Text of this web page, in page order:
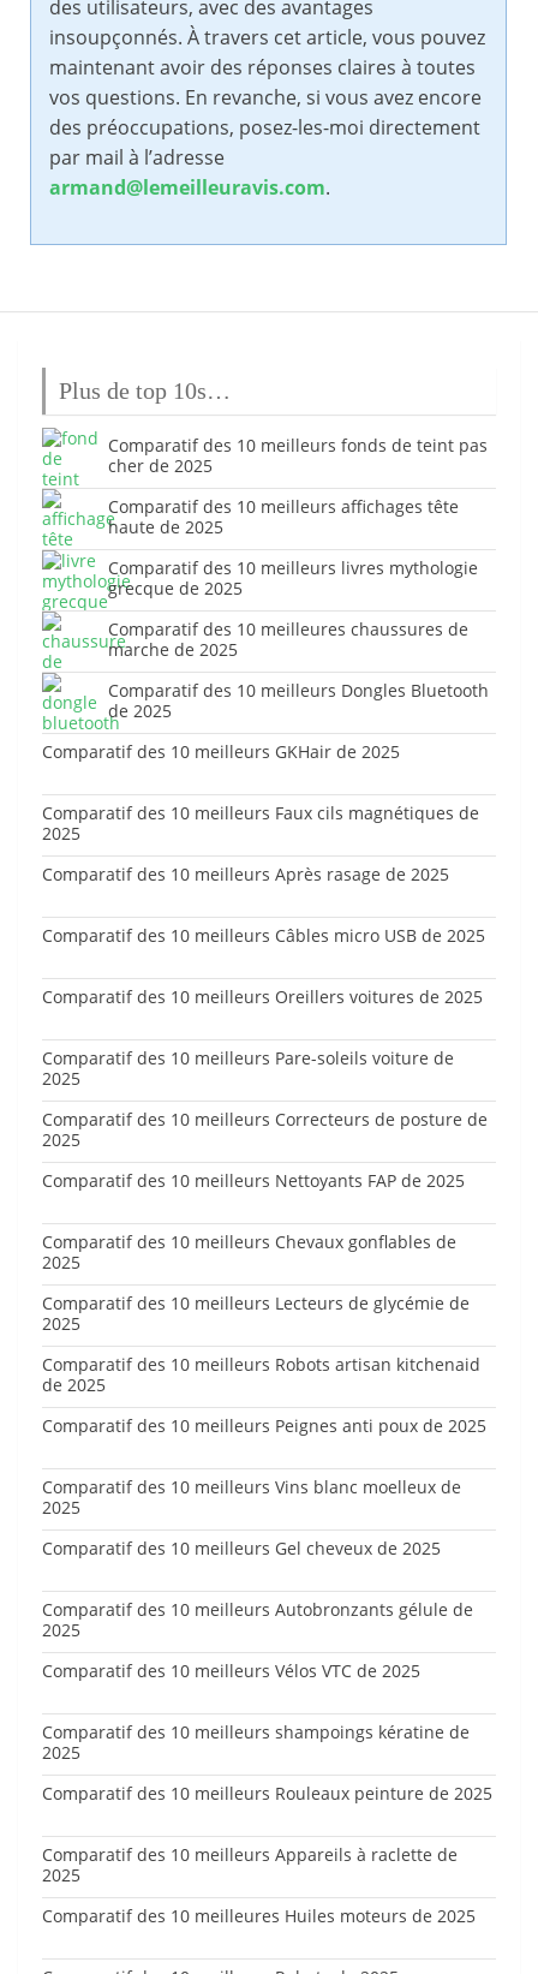
des utilisateurs, avec des avantages
insoupçonnés. À travers cet article, vous pouvez
maintenant avoir des réponses claires à toutes
vos questions. En revanche, si vous avez encore
des préoccupations, posez-les-moi directement
par mail à l’adresse
armand@lemeilleuravis.com.
Plus de top 10s…
Comparatif des 10 meilleurs fonds de teint pas
cher de 2025
Comparatif des 10 meilleurs affichages tête
haute de 2025
Comparatif des 10 meilleurs livres mythologie
grecque de 2025
Comparatif des 10 meilleures chaussures de
marche de 2025
Comparatif des 10 meilleurs Dongles Bluetooth
de 2025
Comparatif des 10 meilleurs GKHair de 2025
Comparatif des 10 meilleurs Faux cils magnétiques de
2025
Comparatif des 10 meilleurs Après rasage de 2025
Comparatif des 10 meilleurs Câbles micro USB de 2025
Comparatif des 10 meilleurs Oreillers voitures de 2025
Comparatif des 10 meilleurs Pare-soleils voiture de
2025
Comparatif des 10 meilleurs Correcteurs de posture de
2025
Comparatif des 10 meilleurs Nettoyants FAP de 2025
Comparatif des 10 meilleurs Chevaux gonflables de
2025
Comparatif des 10 meilleurs Lecteurs de glycémie de
2025
Comparatif des 10 meilleurs Robots artisan kitchenaid
de 2025
Comparatif des 10 meilleurs Peignes anti poux de 2025
Comparatif des 10 meilleurs Vins blanc moelleux de
2025
Comparatif des 10 meilleurs Gel cheveux de 2025
Comparatif des 10 meilleurs Autobronzants gélule de
2025
Comparatif des 10 meilleurs Vélos VTC de 2025
Comparatif des 10 meilleurs shampoings kératine de
2025
Comparatif des 10 meilleurs Rouleaux peinture de 2025
Comparatif des 10 meilleurs Appareils à raclette de
2025
Comparatif des 10 meilleures Huiles moteurs de 2025